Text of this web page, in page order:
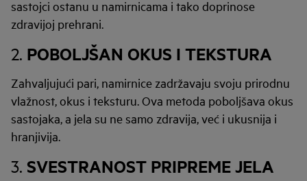
sastojci ostanu u namirnicama i tako doprinose
zdravijoj prehrani.
2. POBOLJŠAN OKUS I TEKSTURA
Zahvaljujući pari, namirnice zadržavaju svoju prirodnu
vlažnost, okus i teksturu. Ova metoda poboljšava okus
sastojaka, a jela su ne samo zdravija, već i ukusnija i
hranjivija.
3. SVESTRANOST PRIPREME JELA